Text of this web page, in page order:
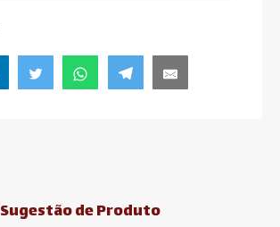
Sugestão de Produto